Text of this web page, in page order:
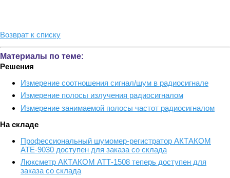
Возврат к списку
Материалы по теме:
Решения
Измерение соотношения сигнал/шум в радиосигнале
Измерение полосы излучения радиосигналом
Измерение занимаемой полосы частот радиосигналом
На складе
Профессиональный шумомер-регистратор АКТАКОМ
АТЕ-9030 доступен для заказа со склада
Люксметр АКТАКОМ АТТ-1508 теперь доступен для
заказа со склада